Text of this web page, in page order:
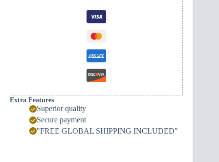
Extra Features
Superior quality
Secure payment
"FREE GLOBAL SHIPPING INCLUDED"